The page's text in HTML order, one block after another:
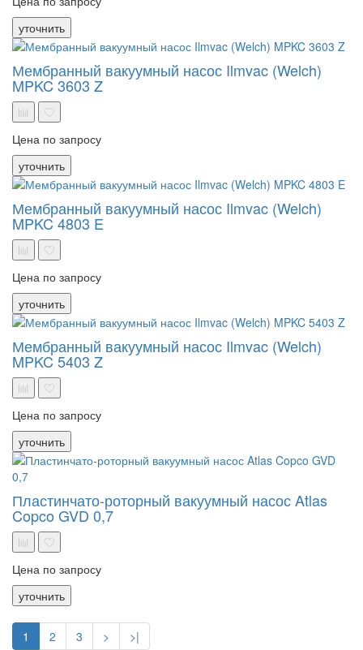
уточнить
Мембранный вакуумный насос Ilmvac (Welch)
MPKC 3603 Z
Цена по запросу
уточнить
Мембранный вакуумный насос Ilmvac (Welch)
MPKC 4803 E
Цена по запросу
уточнить
Мембранный вакуумный насос Ilmvac (Welch)
MPKC 5403 Z
Цена по запросу
уточнить
Пластинчато-роторный вакуумный насос Atlas
Copco GVD 0,7
Цена по запросу
уточнить
1 2 3 > >|